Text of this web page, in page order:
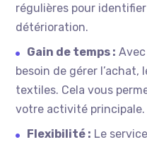
régulières pour
détérioration.
Gain de temps :
besoin de gérer
textiles. Cela vous
votre activité principale.
Flexibilité : Le